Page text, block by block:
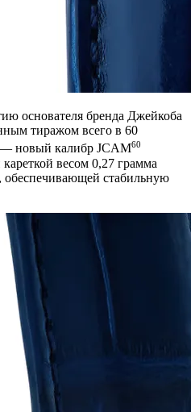
основателя бренда Джейкоба
тиражом всего в 60
— новый калибр JCAM60
весом 0,27 грамма
обеспечивающей стабильную